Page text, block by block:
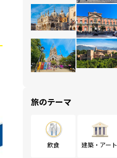
旅のテーマ
飲食 建築・アート